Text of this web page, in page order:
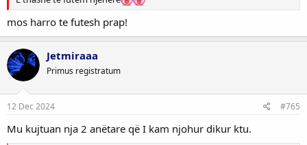
mos harro te futesh prap!
Jetmiraaa
Primus registratum
12 Dec 2024 #765
Mu kujtuan nja 2 anëtare që I kam njohur dikur ktu.